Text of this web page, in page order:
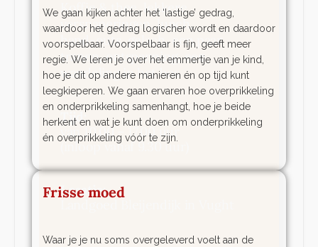
We gaan kijken achter het ‘lastige’ gedrag,
waardoor het gedrag logischer wordt en daardoor
voorspelbaar. Voorspelbaar is fijn, geeft meer
regie. We leren je over het emmertje van je kind,
hoe je dit op andere manieren én op tijd kunt
leegkieperen. We gaan ervaren hoe overprikkeling
en onderprikkeling samenhangt, hoe je beide
herkent en wat je kunt doen om onderprikkeling
én overprikkeling vóór te zijn.
Frisse moed
Waar je je nu soms overgeleverd voelt aan de